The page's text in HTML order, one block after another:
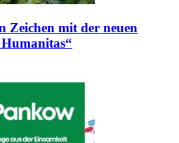
Zeichen mit der neuen